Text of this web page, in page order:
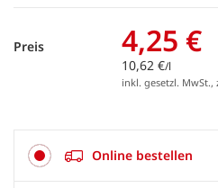
Preis 4,25 €
10,62 €/l
inkl. gesetzl. MwSt.,
Online bestellen